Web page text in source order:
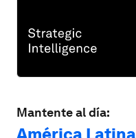
Mantente al día: